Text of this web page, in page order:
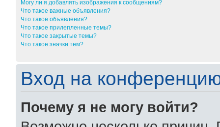
Могу ли я добавлять изображения к сообщениям?
Что такое важные объявления?
Что такое объявления?
Что такое прилепленные темы?
Что такое закрытые темы?
Что такое значки тем?
Вход на
Почему я не могу войти?